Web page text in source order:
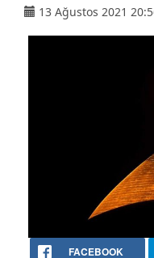
13 Ağustos 2021
FACEBOOK